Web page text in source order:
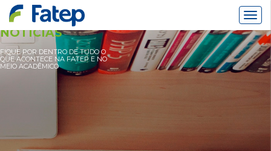
NOTÍCIAS
FIQUE POR DENTRO DE TUDO O
QUE ACONTECE NA FATEP E NO
MEIO ACADÊMICO